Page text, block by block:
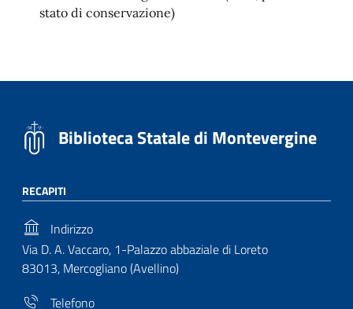
stato di conservazione)
Biblioteca Statale di Montevergine
RECAPITI
Indirizzo
Via D. A. Vaccaro, 1-Palazzo abbaziale di Loreto
83013, Mercogliano (Avellino)
Telefono